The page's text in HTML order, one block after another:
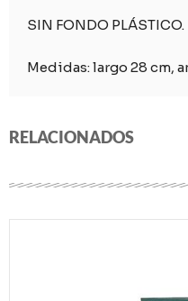
SIN FONDO PLÁSTICO.
Medidas: largo 28 cm,
RELACIONADOS